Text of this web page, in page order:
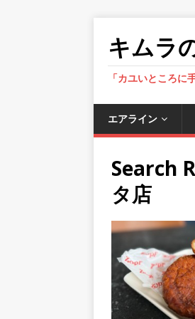
キムラ
「カユいところ
エアライン
Search
タ店